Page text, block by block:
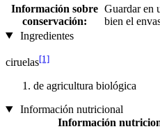
Información sobre
conservación:
Guardar en
bien el
Ingredientes
ciruelas[1]
de agricultura biológica
Información nutricional
Información